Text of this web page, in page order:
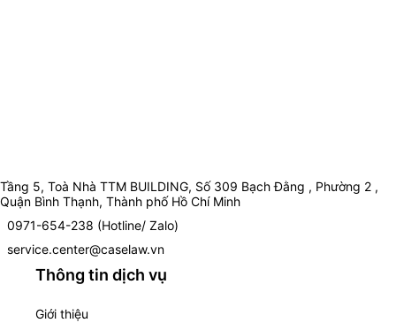
Tầng 5, Toà Nhà TTM BUILDING, Số 309 Bạch Đằng , Phường 2 ,
Quận Bình Thạnh, Thành phố Hồ Chí Minh
0971-654-238 (Hotline/ Zalo)
service.center@caselaw.vn
Thông tin dịch vụ
Giới thiệu